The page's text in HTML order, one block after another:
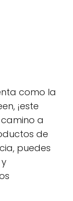
como la
¡este
a
de
puedes